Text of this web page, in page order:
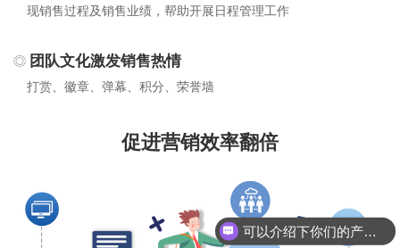
现销售过程及销售业绩，帮助开展日程管理工作
团队文化激发销售热情
打赏、徽章、弹幕、积分、荣誉墙
促进营销效率翻倍
可以介绍下你们的产品么